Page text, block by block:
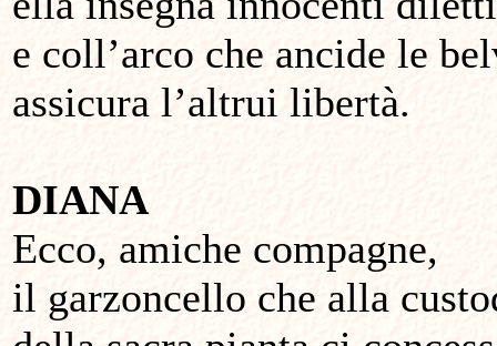
e coll’arco che ancide le
assicura l’altrui libertà.
DIANA
Ecco, amiche compagne,
il garzoncello che alla